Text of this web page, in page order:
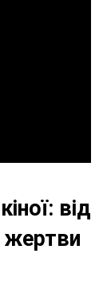
від
жертви